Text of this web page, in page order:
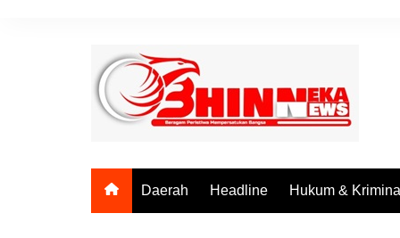
Daerah Headline Hukum & Kriminal